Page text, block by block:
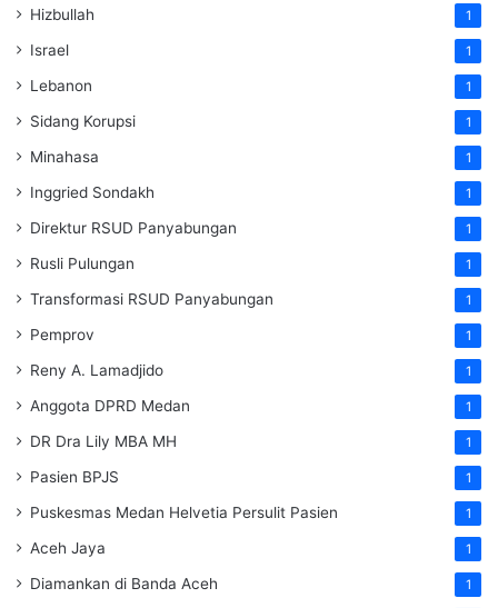
Hizbullah 1
Israel 1
Lebanon 1
Sidang Korupsi 1
Minahasa 1
Inggried Sondakh 1
Direktur RSUD Panyabungan 1
Rusli Pulungan 1
Transformasi RSUD Panyabungan 1
Pemprov 1
Reny A. Lamadjido 1
Anggota DPRD Medan 1
DR Dra Lily MBA MH 1
Pasien BPJS 1
Puskesmas Medan Helvetia Persulit Pasien 1
Aceh Jaya 1
Diamankan di Banda Aceh 1